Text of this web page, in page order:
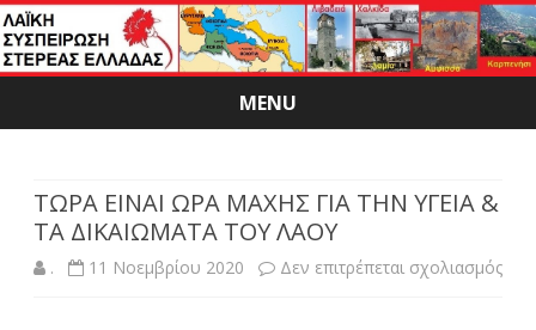
MENU
Skip
ΤΩΡΑ ΕΙΝΑΙ ΩΡΑ ΜΑΧΗΣ ΓΙΑ ΤΗΝ ΥΓΕΙΑ &
ΤΑ ΔΙΚΑΙΩΜΑΤΑ ΤΟΥ ΛΑΟΥ
. 11 Νοεμβρίου 2020 Δεν επιτρέπεται σχολιασμόςστο